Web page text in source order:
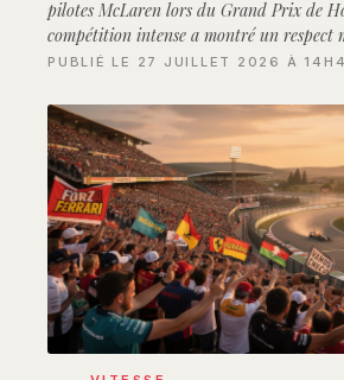
pilotes McLaren lors du Grand Prix de
compétition intense a montré un respect
PUBLIÉ LE 27 JUILLET 2026 À